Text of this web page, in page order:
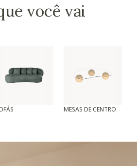
você vai
MESAS DE CENTRO